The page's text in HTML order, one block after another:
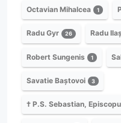
Octavian Mihalcea 1
Radu Gyr 26 Radu Ilaș
Robert Sungenis 1
Savatie Baștovoi 3
† P.S. Sebastian,